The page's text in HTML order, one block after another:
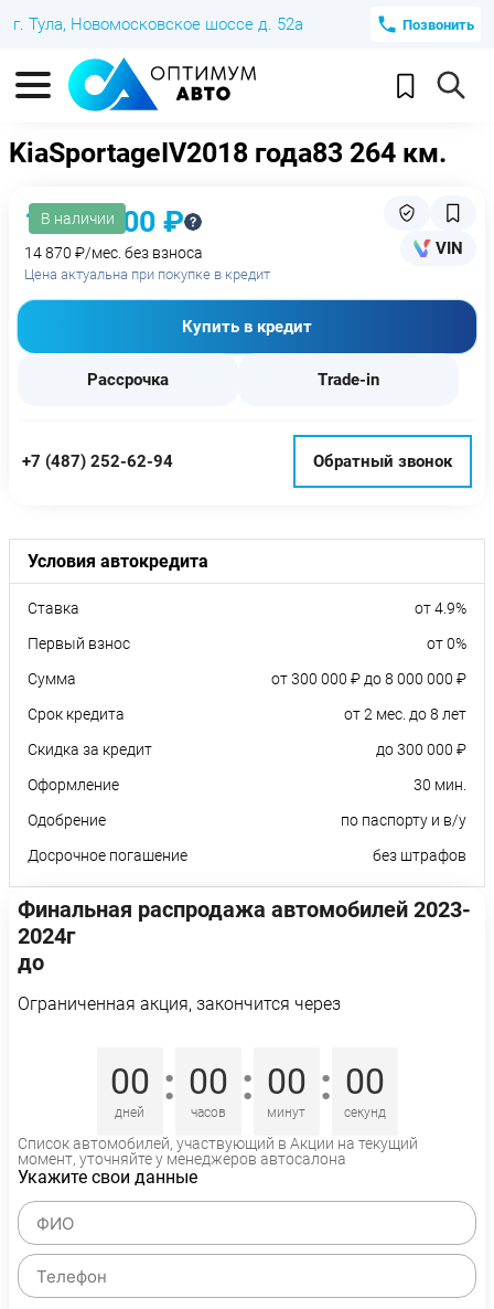
г. Тула, Новомосковское шоссе д. 52а Позвонить
KiaSportageIV2018 года83 264 км.
В наличии
1 179 000 ₽
14 870 ₽/мес. без взноса
Цена актуальна при покупке в кредит
VIN
Купить в кредит
Рассрочка Trade-in
+7 (487) 252-62-94 Обратный звонок
Условия автокредита
Ставка
от 4.9%
Первый взнос
от 0%
Сумма
от 300 000 ₽ до 8 000 000 ₽
Срок кредита
от 2 мес. до 8 лет
Скидка за кредит
до 300 000 ₽
Оформление
30 мин.
Одобрение
по паспорту и в/у
Досрочное погашение
без штрафов
Финальная распродажа автомобилей 2023-
2024г
до
Ограниченная акция, закончится через
00
дней
: 00
часов
: 00
минут
: 00
секунд
Список автомобилей, участвующий в Акции на текущий
момент, уточняйте у менеджеров автосалона
Укажите свои данные